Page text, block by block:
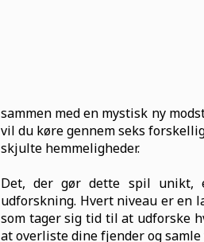
sammen med en mystisk ny
vil du køre gennem seks
skjulte hemmeligheder.
Det, der gør dette spil unikt,
udforskning. Hvert niveau er en
som tager sig tid til at udforske
at overliste dine fjender og